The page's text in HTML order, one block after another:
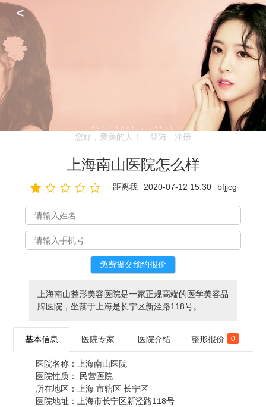
<
您好，爱美的人！ 登陆 注册
上海南山医院怎么样
距离我 2020-07-12 15:30 bfjjcg
上海南山整形美容医院是一家正规高端的医学美容品
牌医院，坐落于上海是长宁区新泾路118号。
基本信息 医院专家 医院介绍 整形报价 0
医院名称：上海南山医院
医院性质：
民营医院
所在地区：上海 市辖区 长宁区
医院地址：上海市长宁区新泾路118号